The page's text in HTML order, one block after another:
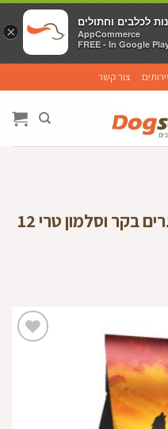
צור קשר
אמברוסיה נטול דגנים לבוגרים בקר וסלמון טרי 12
×
לכלבים וחתולים
AppCommerce
FREE - In Google
×
לכלבים וחתולים
AppCommerce
FREE - In Google